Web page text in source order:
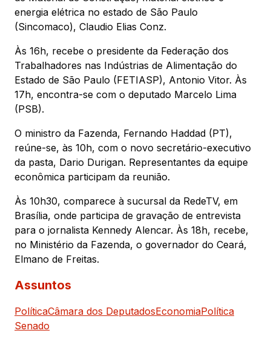
energia elétrica no estado de São Paulo
(Sincomaco), Claudio Elias Conz.
Às 16h, recebe o presidente da Federação dos
Trabalhadores nas Indústrias de Alimentação do
Estado de São Paulo (FETIASP), Antonio Vitor. Às
17h, encontra-se com o deputado Marcelo Lima
(PSB).
O ministro da Fazenda, Fernando Haddad (PT),
reúne-se, às 10h, com o novo secretário-executivo
da pasta, Dario Durigan. Representantes da equipe
econômica participam da reunião.
Às 10h30, comparece à sucursal da RedeTV, em
Brasília, onde participa de gravação de entrevista
para o jornalista Kennedy Alencar. Às 18h, recebe,
no Ministério da Fazenda, o governador do Ceará,
Elmano de Freitas.
Assuntos
PolíticaCâmara dos DeputadosEconomiaPolítica
Senado